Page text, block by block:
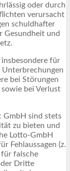
oder durch
verursacht
schuldhafter
Gesundheit und
für
Unterbrechungen
bei Störungen
bei Verlust
GmbH sind stets
zu bieten und
Lotto-GmbH
Fehlaussagen (z.
für falsche
Dritte